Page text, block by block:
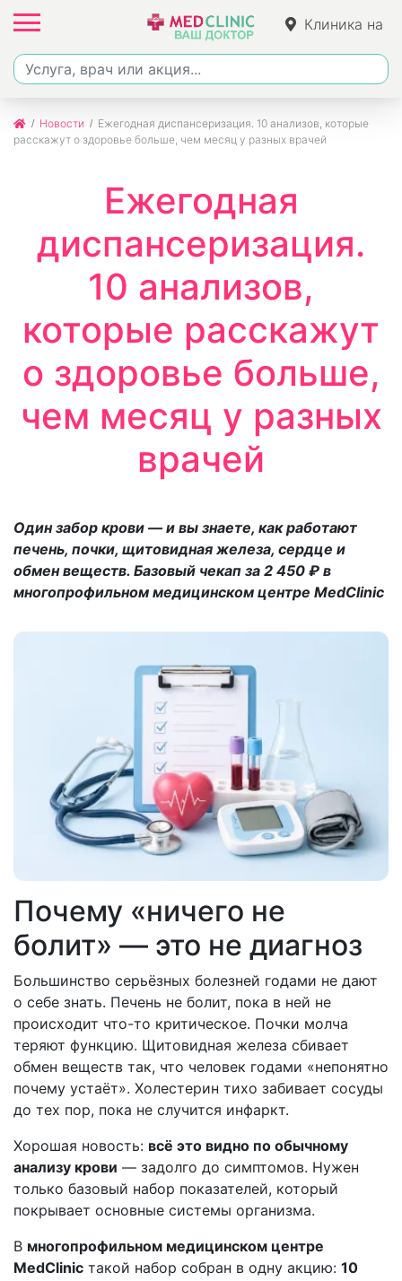
Клиника на
Джалиля
Новости
Ежегодная диспансеризация. 10 анализов, которые
расскажут о здоровье больше, чем месяц у разных врачей
Ежегодная
диспансеризация.
10 анализов,
которые расскажут
о здоровье больше,
чем месяц у разных
врачей
Один забор крови — и вы знаете, как работают
печень, почки, щитовидная железа, сердце и
обмен веществ. Базовый чекап за 2 450 ₽ в
многопрофильном медицинском центре MedClinic
Почему «ничего не
болит» — это не диагноз
Большинство серьёзных болезней годами не дают
о себе знать. Печень не болит, пока в ней не
происходит что-то критическое. Почки молча
теряют функцию. Щитовидная железа сбивает
обмен веществ так, что человек годами «непонятно
почему устаёт». Холестерин тихо забивает сосуды
до тех пор, пока не случится инфаркт.
Хорошая новость: всё это видно по обычному
анализу крови — задолго до симптомов. Нужен
только базовый набор показателей, который
покрывает основные системы организма.
В многопрофильном медицинском центре
MedClinic такой набор собран в одну акцию: 10